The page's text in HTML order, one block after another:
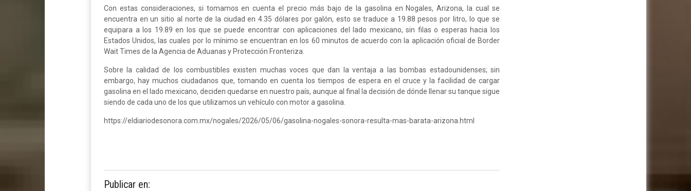
Con estas consideraciones, si tomamos en cuenta el precio más bajo de la gasolina en Nogales, Arizona, la cual se
encuentra en un sitio al norte de la ciudad en 4.35 dólares por galón, esto se traduce a 19.88 pesos por litro, lo que se
equipara a los 19.89 en los que se puede encontrar con aplicaciones del lado mexicano, sin filas o esperas hacia los
Estados Unidos, las cuales por lo mínimo se encuentran en los 60 minutos de acuerdo con la aplicación oficial de Border
Wait Times de la Agencia de Aduanas y Protección Fronteriza.
Sobre la calidad de los combustibles existen muchas voces que dan la ventaja a las bombas estadounidenses; sin
embargo, hay muchos ciudadanos que, tomando en cuenta los tiempos de espera en el cruce y la facilidad de cargar
gasolina en el lado mexicano, deciden quedarse en nuestro país, aunque al final la decisión de dónde llenar su tanque sigue
siendo de cada uno de los que utilizamos un vehículo con motor a gasolina.
https://eldiariodesonora.com.mx/nogales/2026/05/06/gasolina-nogales-sonora-resulta-mas-barata-arizona.html
Publicar en: